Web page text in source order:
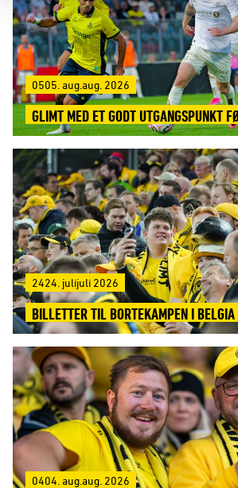
0505. aug.aug. 2026
GLIMT MED ET GODT UTGANGSPUNKT
2424. julijuli 2026
BILLETTER TIL BORTEKAMPEN I BELGIA
0404. aug.aug. 2026